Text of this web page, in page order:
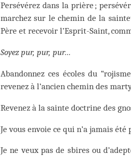
Persévérez dans la prière ;
marchez sur le chemin de la
Père et recevoir l’Esprit-Saint,
Soyez pur, pur, pur…
Abandonnez ces écoles du
revenez à l’ancien chemin des
Revenez à la sainte doctrine des
Je vous envoie ce qui n’a jamais
Je ne veux pas de sbires ou